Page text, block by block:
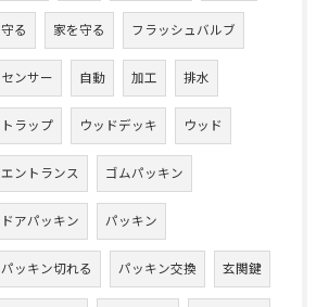
守る 家を守る フラッシュバルブ
センサー 自動 加工 排水
トラップ ウッドデッキ ウッド
エントランス ゴムパッキン
ドアパッキン パッキン
パッキン切れる パッキン交換 玄関鍵